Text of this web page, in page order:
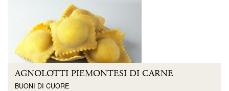
AGNOLOTTI PIEMONTESI DI CARNE
BUONI DI CUORE